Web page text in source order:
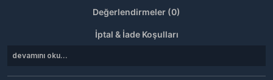
Değerlendirmeler (0)
İptal & İade Koşulları
devamını oku...